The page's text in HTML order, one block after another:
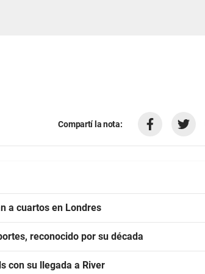
Compartí la nota:
a cuartos en Londres
reconocido por su década
con su llegada a River